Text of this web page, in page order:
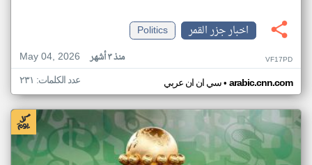
اخبار جزر القمر
Politics
May 04, 2026
منذ ٣ أشهر VF17PD
سي ان ان عربي• arabic.cnn.com عدد الكلمات: ٢٣١